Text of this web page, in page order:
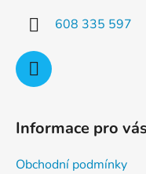
608 335 597
Informace pro vás
Obchodní podmínky